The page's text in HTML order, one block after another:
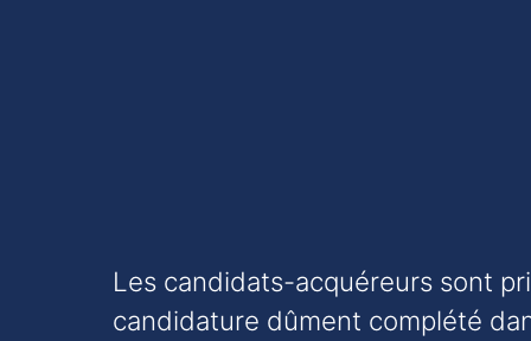
Les candidats-acquéreurs sont
candidature dûment complété